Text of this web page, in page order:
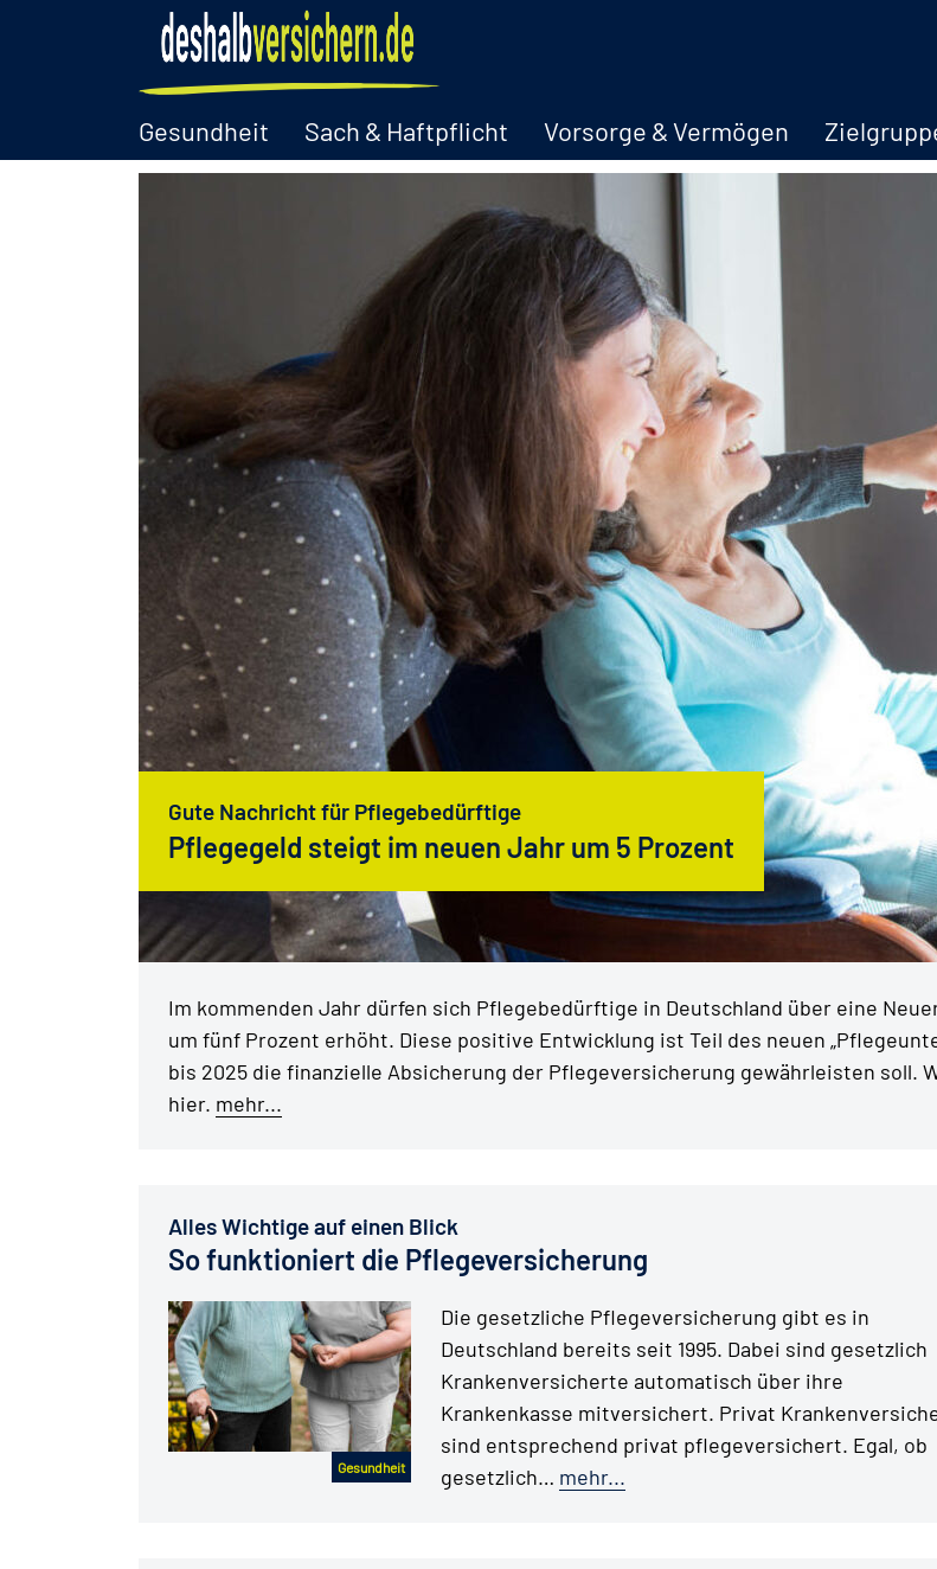
Gesundheit Sach & Haftpflicht Vorsorge & Vermögen
Gute Nachricht für Pflegebedürftige
Pflegegeld steigt im neuen Jahr um 5 Prozent
Im kommenden Jahr dürfen sich Pflegebedürftige in Deutschland über eine
um fünf Prozent erhöht. Diese positive Entwicklung ist Teil des neuen
bis 2025 die finanzielle Absicherung der Pflegeversicherung gewährleisten soll.
hier. mehr...
Alles Wichtige auf einen Blick
So funktioniert die Pflegeversicherung
Gesundheit
Die gesetzliche Pflegeversicherung gibt es in
Deutschland bereits seit 1995. Dabei sind gesetzlich
Krankenversicherte automatisch über ihre
Krankenkasse mitversichert. Privat
sind entsprechend privat pflegeversichert. Egal, ob
gesetzlich… mehr...